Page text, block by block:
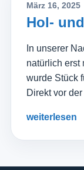
März 16, 2025
Hol-
In unserer
natürlich erst
wurde Stück
Direkt vor
weiterlesen